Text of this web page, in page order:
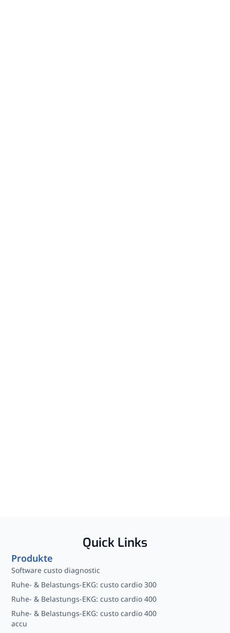
Quick Links
Produkte
Software custo diagnostic
Ruhe- & Belastungs-EKG: custo cardio 300
Ruhe- & Belastungs-EKG: custo cardio 400
Ruhe- & Belastungs-EKG: custo cardio 400
accu